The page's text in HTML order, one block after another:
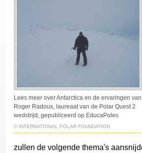
Lees meer over Antarctica en de ervaringen van
Roger Radoux, laureaat van de Polar Quest 2
wedstrijd, gepubliceerd op EducaPoles
© INTERNATIONAL POLAR FOUNDATION
zullen de volgende thema's